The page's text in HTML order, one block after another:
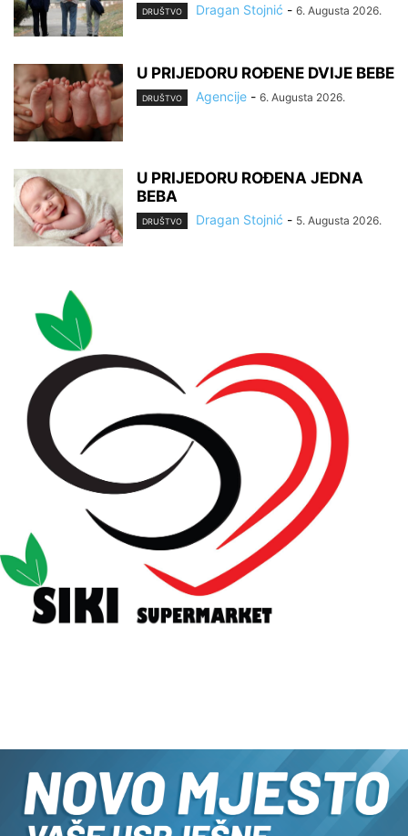
DRUŠTVO Dragan Stojnić - 6. Augusta 2026.
U PRIJEDORU ROĐENE DVIJE BEBE
DRUŠTVO Agencije - 6. Augusta 2026.
U PRIJEDORU ROĐENA JEDNA
BEBA
DRUŠTVO Dragan Stojnić - 5. Augusta 2026.